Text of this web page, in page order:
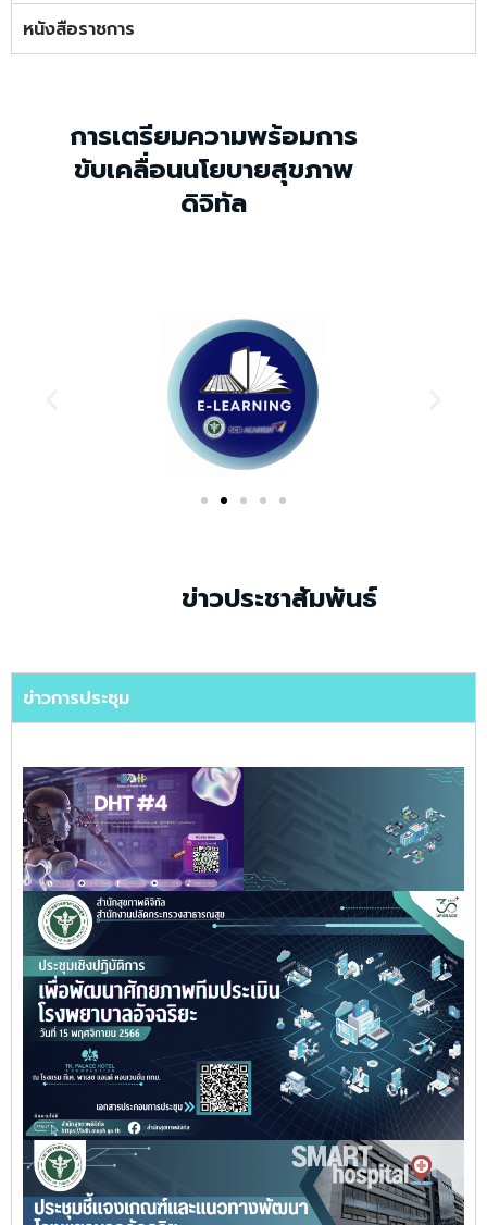
หนังสือราชการ
การเตรียมความพร้อมการ
ขับเคลื่อนนโยบายสุขภาพ
ดิจิทัล
ข่าวประชาสัมพันธ์
ข่าวการประชุม